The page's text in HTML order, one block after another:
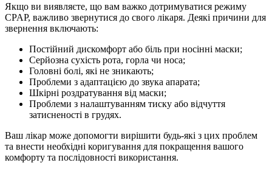
Якщо ви виявляєте, що вам важко дотримуватися режиму
CPAP, важливо звернутися до свого лікаря. Деякі причини для
звернення включають:
Постійний дискомфорт або біль при носінні маски;
Серйозна сухість рота, горла чи носа;
Головні болі, які не зникають;
Проблеми з адаптацією до звука апарата;
Шкірні роздратування від маски;
Проблеми з налаштуванням тиску або відчуття
затисненості в грудях.
Ваш лікар може допомогти вирішити будь-які з цих проблем
та внести необхідні коригування для покращення вашого
комфорту та послідовності використання.